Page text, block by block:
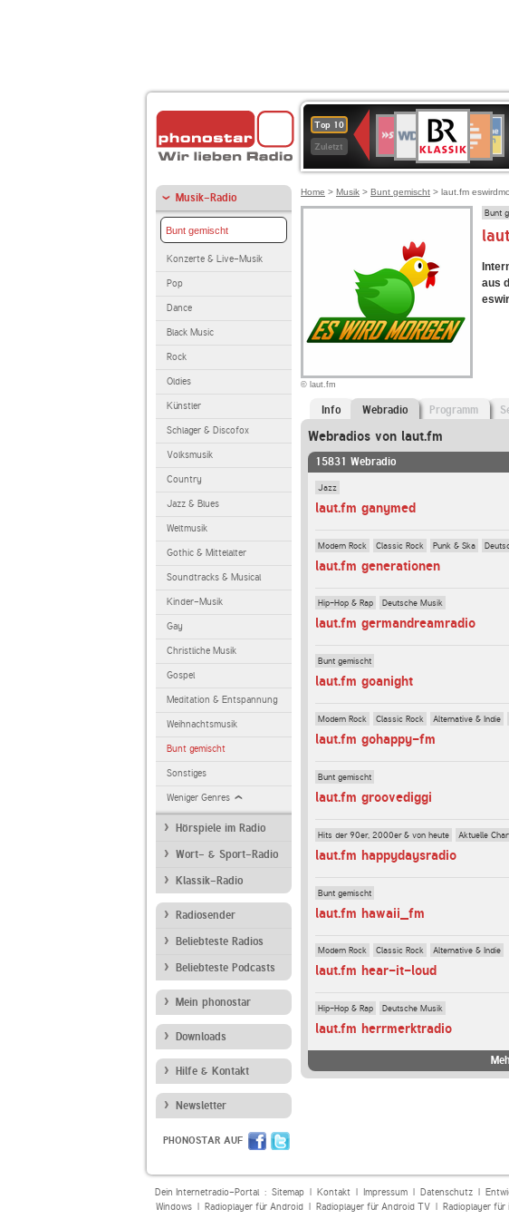
Top 10
Zuletzt
Deutschlandfunk
80er
90er
OLDIE
ANTENNE
4
BR-
KLASSIKKultur
ANTENNE
BAYERN
SWR
Kultur
NDR
2
Musik-Radio
Bunt gemischt
Konzerte & Live-Musik
Pop
Dance
Black Music
Rock
Oldies
Künstler
Schlager & Discofox
Volksmusik
Country
Jazz & Blues
Weltmusik
Gothic & Mittelalter
Soundtracks & Musical
Kinder-Musik
Gay
Christliche Musik
Gospel
Meditation & Entspannung
Weihnachtsmusik
Bunt gemischt
Sonstiges
Weniger Genres
Hörspiele im Radio
Wort- & Sport-Radio
Klassik-Radio
Radiosender
Beliebteste Radios
Beliebteste Podcasts
Mein phonostar
Downloads
Hilfe & Kontakt
Newsletter
PHONOSTAR AUF
Home > Musik > Bunt gemischt > laut.fm
© laut.fm
Bunt
aus
Info Webradio Programm
Webradios von laut.fm
15831 Webradio
Jazz
laut.fm ganymed
Modern Rock Classic Rock Punk & Ska
laut.fm generationen
Hip-Hop & Rap Deutsche Musik
laut.fm germandreamradio
Bunt gemischt
laut.fm goanight
Modern Rock Classic Rock Alternative & Indie
laut.fm gohappy-fm
Bunt gemischt
laut.fm groovediggi
Hits der 90er, 2000er & von heute Aktuelle
laut.fm happydaysradio
Bunt gemischt
laut.fm hawaii_fm
Modern Rock Classic Rock Alternative & Indie
laut.fm hear-it-loud
Hip-Hop & Rap Deutsche Musik
laut.fm herrmerktradio
Dein Internetradio-Portal : Sitemap| Kontakt| Impressum| Datenschutz|
Windows| Radioplayer für Android| Radioplayer für Android TV| Radioplayer für